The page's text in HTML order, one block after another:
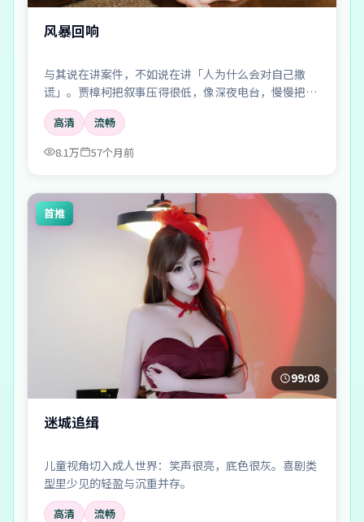
风暴回响
与其说在讲案件，不如说在讲「人为什么会对自己撒
谎」。贾樟柯把叙事压得很低，像深夜电台，慢慢把听
众引进雾里。
高清
流畅
8.1万
57个月前
首推
99:08
迷城追缉
儿童视角切入成人世界：笑声很亮，底色很灰。喜剧类
型里少见的轻盈与沉重并存。
高清
流畅